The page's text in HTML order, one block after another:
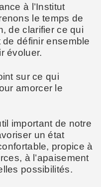
à l’Institut
le temps de
de clarifier ce qui
définir ensemble
évoluer.
sur ce qui
amorcer le
important de notre
un état
propice à
à l’apaisement
possibilités.